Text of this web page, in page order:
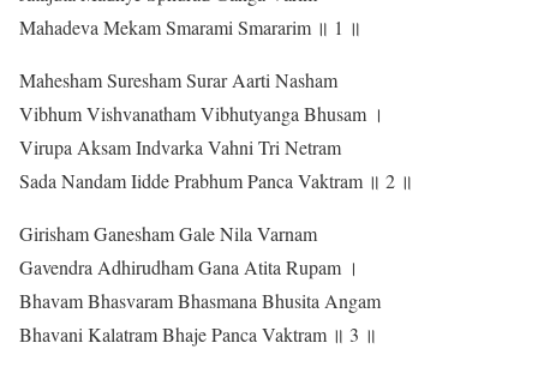
Mahadeva Mekam Smarami Smararim ॥ 1 ॥
Mahesham Suresham Surar Aarti Nasham
Vibhum Vishvanatham Vibhutyanga Bhusam ।
Virupa Aksam Indvarka Vahni Tri Netram
Sada Nandam Iidde Prabhum Panca Vaktram ॥ 2 ॥
Girisham Ganesham Gale Nila Varnam
Gavendra Adhirudham Gana Atita Rupam ।
Bhavam Bhasvaram Bhasmana Bhusita Angam
Bhavani Kalatram Bhaje Panca Vaktram ॥ 3 ॥